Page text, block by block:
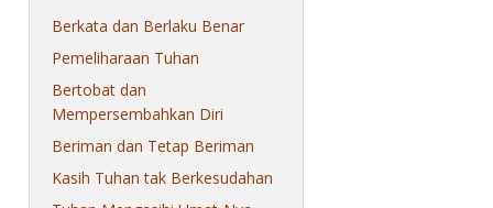
Berkata dan Berlaku Benar
Pemeliharaan Tuhan
Bertobat dan
Mempersembahkan Diri
Beriman dan Tetap Beriman
Kasih Tuhan tak Berkesudahan